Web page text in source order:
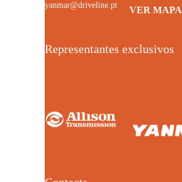
yanmar@driveline.pt
VER MAPA
Representantes exclusivos